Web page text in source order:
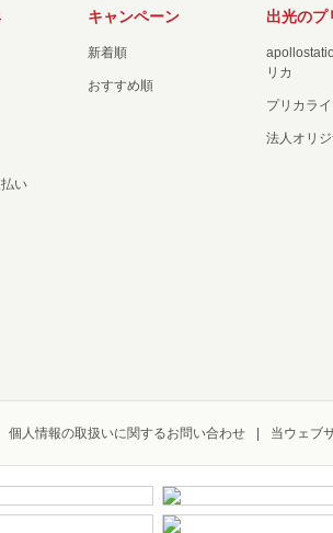
い
キャンペーン
新着順
おすすめ順
出光のプ
リカ
プリカラ
法人オリ
個人情報の取扱いに関するお問い合わせ 当ウェブ